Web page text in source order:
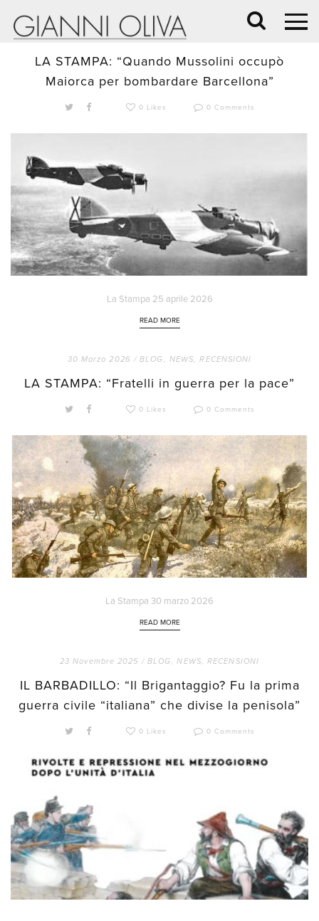
25 Aprile 2026 /BLOG,RECENSIONI
LA STAMPA: “Quando Mussolini occupò
Maiorca per bombardare Barcellona”
0 Likes 0 Comments
La Stampa 25 aprile 2026
READ MORE
30 Marzo 2026 /BLOG, NEWS,RECENSIONI
LA STAMPA: “Fratelli in guerra per la pace”
0 Likes 0 Comments
La Stampa 30 marzo 2026
READ MORE
23 Novembre 2025 / BLOG,NEWS,RECENSIONI
IL BARBADILLO: “Il Brigantaggio? Fu la prima
guerra civile “italiana” che divise la penisola”
0 Likes 0 Comments